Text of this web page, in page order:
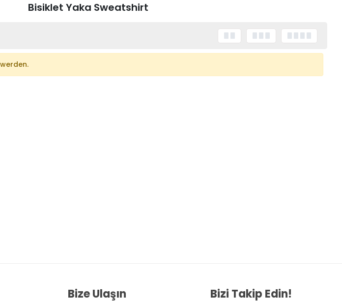
Bisiklet Yaka Sweatshirt
Bize Ulaşın Bizi Takip Edin!